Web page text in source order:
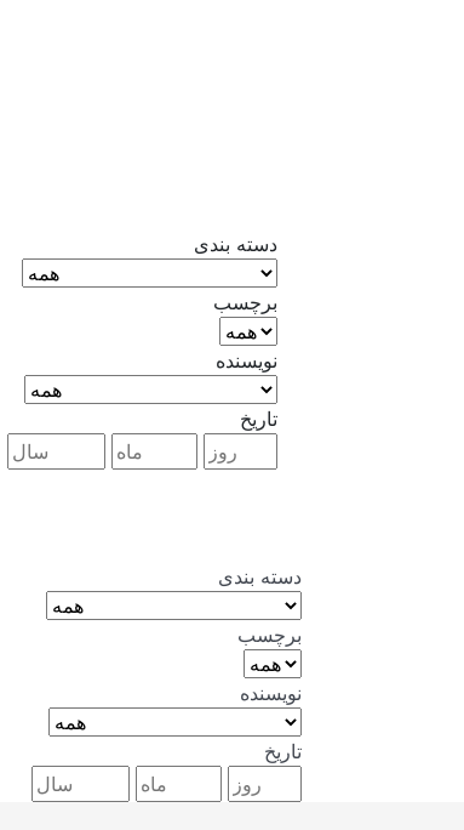
دسته بندی
برچسب
نویسنده
تاریخ
دسته بندی
برچسب
نویسنده
تاریخ